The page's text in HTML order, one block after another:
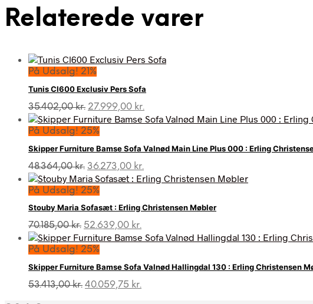
Relaterede varer
På Udsalg! 21%
Tunis Cl600 Exclusiv Pers Sofa
35.402,00kr. Den
oprindelige
pris
35.402,00 kr..
27.999,00 kr.
aktuelle
27.999,00 kr..
På Udsalg! 25%
Skipper Furniture Bamse Sofa Valnød Main Line Plus 000 : Erling
48.364,00kr. Den
oprindelige
pris
48.364,00 kr..
36.273,00 kr.
aktuelle
36.273,00 kr..
På Udsalg! 25%
Stouby Maria Sofasæt : Erling Christensen Møbler
70.185,00kr. Den
oprindelige
pris
70.185,00 kr..
52.639,00 kr.
aktuelle
52.639,00 kr..
På Udsalg! 25%
Skipper Furniture Bamse Sofa Valnød Hallingdal 130 : Erling Christensen
53.413,00kr. Den
40.059,75 kr.